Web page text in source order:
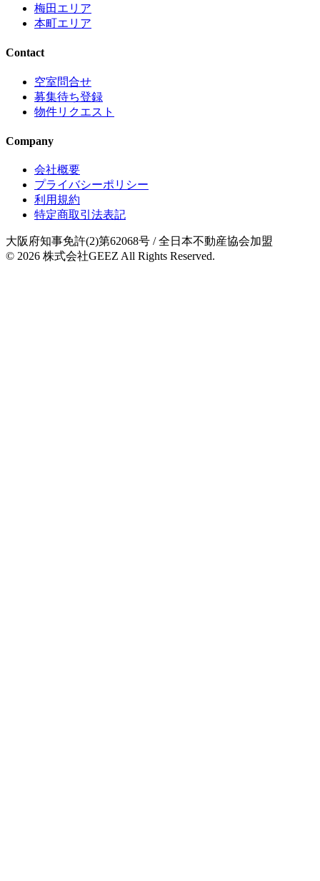
梅田エリア
本町エリア
Contact
空室問合せ
募集待ち登録
物件リクエスト
Company
会社概要
プライバシーポリシー
利用規約
特定商取引法表記
大阪府知事免許(2)第62068号 / 全日本不動産協会加盟
© 2026 株式会社GEEZ All Rights Reserved.